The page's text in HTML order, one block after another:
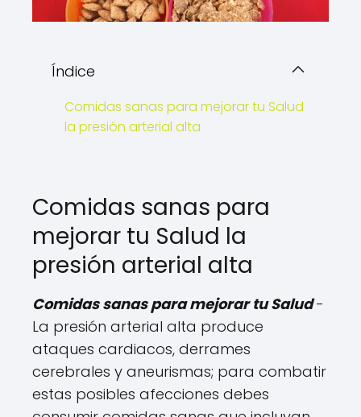
Índice
Comidas sanas para mejorar tu Salud
la presión arterial alta
Comidas sanas para
mejorar tu Salud la
presión arterial alta
Comidas sanas para mejorar tu Salud -
La presión arterial alta produce
ataques cardiacos, derrames
cerebrales y aneurismas; para combatir
estas posibles afecciones debes